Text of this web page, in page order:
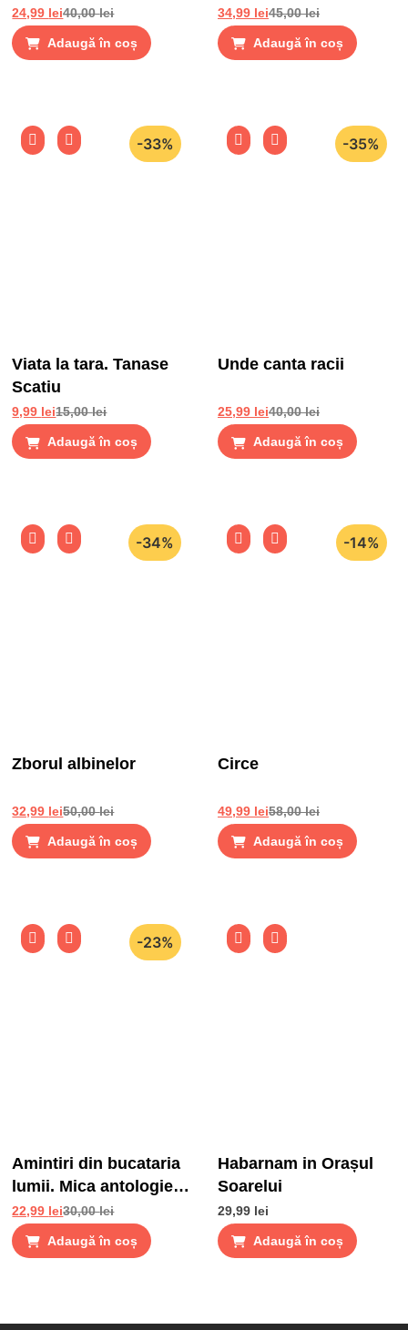
de risc si factori de
protectie
40,00lei
24,99 lei
Adaugă în coș
45,00lei
34,99 lei
Adaugă în coș
-33%
Viata la tara. Tanase
Scatiu
15,00lei
9,99 lei
Adaugă în coș
-35%
Unde canta racii
40,00lei
25,99 lei
Adaugă în coș
-34%
Zborul albinelor
50,00lei
32,99 lei
Adaugă în coș
-14%
Circe
58,00lei
49,99 lei
Adaugă în coș
-23%
Amintiri din bucataria
lumii. Mica antologie
de gusturi, stari si
gustari
30,00lei
22,99 lei
Adaugă în coș
Habarnam in Orașul
Soarelui
29,99 lei
Adaugă în coș